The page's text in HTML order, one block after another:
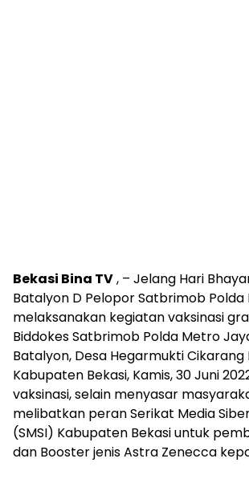
Bekasi Bina TV, – Jelang Hari
Batalyon D Pelopor Satbrimob
melaksanakan kegiatan vaksinasi
Biddokes Satbrimob Polda Metro
Batalyon, Desa Hegarmukti Cikarang
Kabupaten Bekasi, Kamis, 30 Juni
vaksinasi, selain menyasar
melibatkan peran Serikat Media
(SMSI) Kabupaten Bekasi untuk
dan Booster jenis Astra Zenecca